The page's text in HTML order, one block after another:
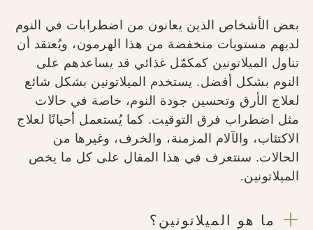
بعض الأشخاص الذين يعانون من اضطرابات في النوم
لديهم مستويات منخفضة من هذا الهرمون، ويُعتقد أن
تناول الميلاتونين كمكمّل غذائي قد يساعدهم على
النوم بشكل أفضل. يستخدم الميلاتونين بشكل شائع
لعلاج الأرق وتحسين جودة النوم، خاصة في حالات
مثل اضطراب فرق التوقيت. كما يُستعمل أحيانًا لعلاج
الاكتئاب، والآلام المزمنة، والخرف، وغيرها من
الحالات. سنتعرف في هذا المقال على كل ما يخص
الميلاتونين.
ما هو الميلاتونين؟